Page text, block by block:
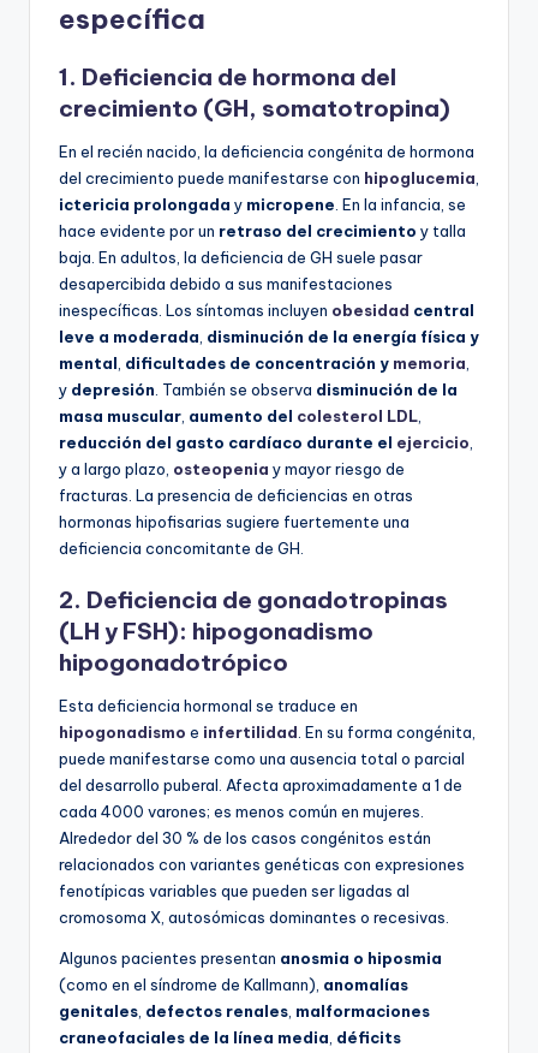
específica
1. Deficiencia de hormona del
crecimiento (GH, somatotropina)
En el recién nacido, la deficiencia congénita de hormona
del crecimiento puede manifestarse con hipoglucemia
ictericia prolongada y micropene . En la infancia, se
hace evidente por un retraso del crecimiento y talla
baja. En adultos, la deficiencia de GH suele pasar
desapercibida debido a sus manifestaciones
inespecíficas. Los síntomas incluyen obesidad central
leve a moderada disminución de la energía física y
mental dificultades de concentración y memoria
y depresión . También se observa disminución de la
masa muscular aumento del colesterol LDL
reducción del gasto cardíaco durante el ejercicio
y a largo plazo, osteopenia y mayor riesgo de
fracturas. La presencia de deficiencias en otras
hormonas hipofisarias sugiere fuertemente una
deficiencia concomitante de GH.
2. Deficiencia de gonadotropinas
(LH y FSH): hipogonadismo
hipogonadotrópico
Esta deficiencia hormonal se traduce en
hipogonadismo e infertilidad . En su forma congénita,
puede manifestarse como una ausencia total o parcial
del desarrollo puberal. Afecta aproximadamente a 1 de
cada 4000 varones; es menos común en mujeres.
Alrededor del 30 % de los casos congénitos están
relacionados con variantes genéticas con expresiones
fenotípicas variables que pueden ser ligadas al
cromosoma X, autosómicas dominantes o recesivas.
Algunos pacientes presentan anosmia o hiposmia
(como en el síndrome de Kallmann), anomalías
genitales defectos renales malformaciones
craneofaciales de la línea media déficits